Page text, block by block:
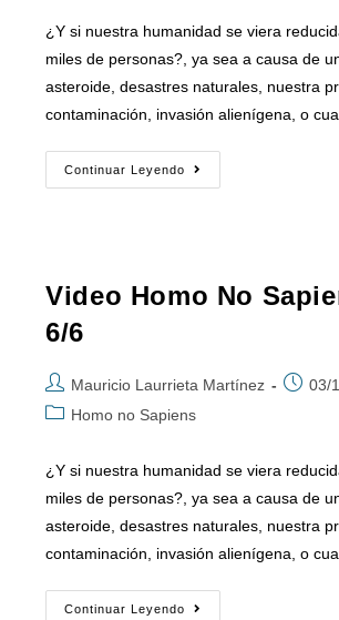
¿Y si nuestra humanidad se viera
miles de personas?, ya sea a causa de
asteroide, desastres naturales, nuestra
contaminación, invasión alienígena, o
Continuar Leyendo
Video Homo No
6/6
Mauricio Laurrieta Martínez
03/
Homo no Sapiens
¿Y si nuestra humanidad se viera
miles de personas?, ya sea a causa de
asteroide, desastres naturales, nuestra
contaminación, invasión alienígena, o
Continuar Leyendo